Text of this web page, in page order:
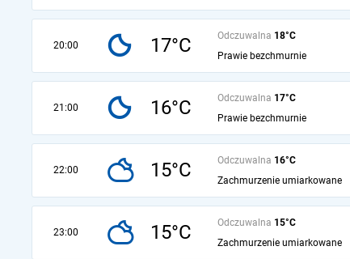
20:00 17°C Odczuwalna 18°C
Prawie bezchmurnie
21:00 16°C Odczuwalna 17°C
Prawie bezchmurnie
22:00 15°C Odczuwalna 16°C
Zachmurzenie umiarkowane
23:00 15°C Odczuwalna 15°C
Zachmurzenie umiarkowane